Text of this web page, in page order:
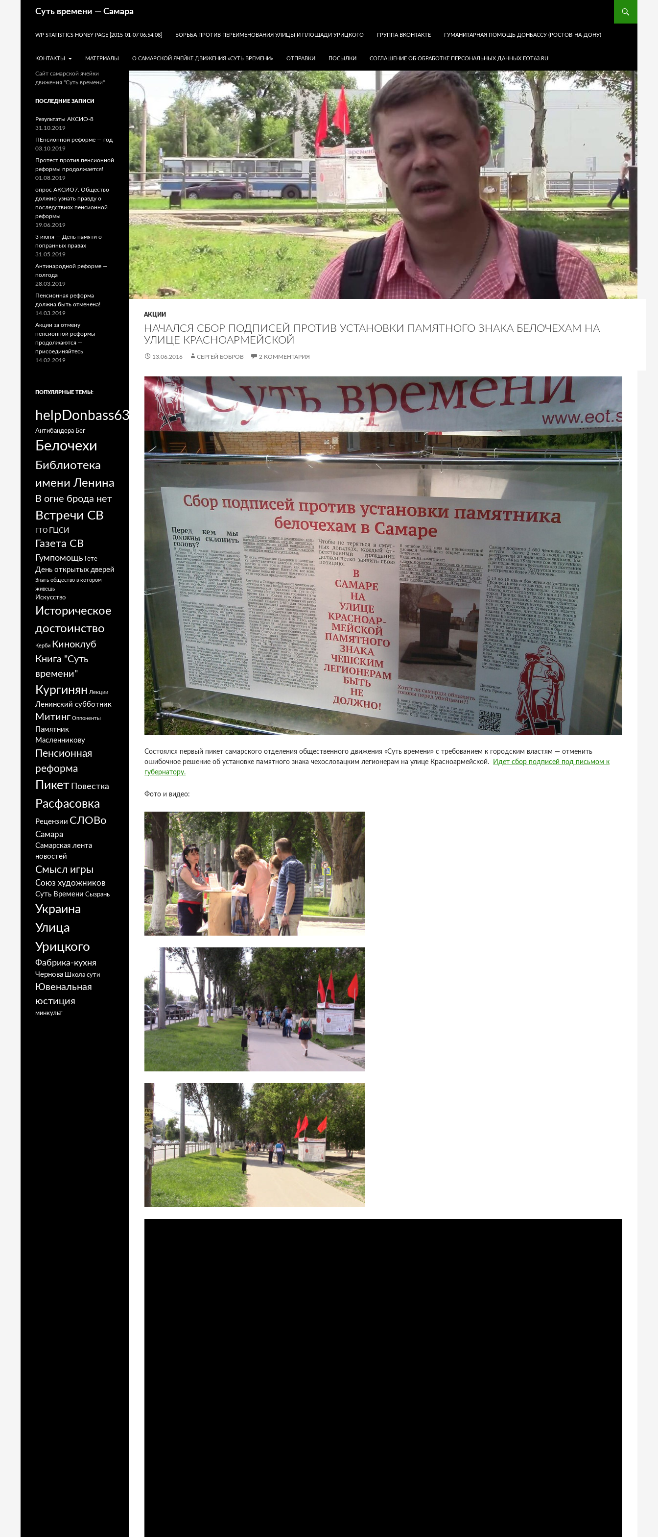
Суть времени — Самара
WP STATISTICS HONEY PAGE [2015-01-07 06:54:08]
БОРЬБА ПРОТИВ ПЕРЕИМЕНОВАНИЯ УЛИЦЫ И ПЛОЩАДИ УРИЦКОГО ГРУППА ВКОНТАКТЕ ГУМАНИТАРНАЯ ПОМОЩЬ ДОНБАССУ (РОСТОВ-НА-ДОНУ)
КОНТАКТЫ МАТЕРИАЛЫ О САМАРСКОЙ ЯЧЕЙКЕ ДВИЖЕНИЯ «СУТЬ ВРЕМЕНИ» ОТПРАВКИ ПОСЫЛКИ СОГЛАШЕНИЕ ОБ ОБРАБОТКЕ ПЕРСОНАЛЬНЫХ ДАННЫХ EOT63.RU
АКЦИИ
НАЧАЛСЯ СБОР ПОДПИСЕЙ ПРОТИВ УСТАНОВКИ ПАМЯТНОГО ЗНАКА БЕЛОЧЕХАМ НА
УЛИЦЕ КРАСНОАРМЕЙСКОЙ
13.06.2016 СЕРГЕЙ БОБРОВ 2 КОММЕНТАРИЯ
Состоялся первый пикет самарского отделения общественного движения «Суть времени» с требованием к городским властям — отменить
ошибочное решение об установке памятного знака чехословацким легионерам на улице Красноармейской.
Идет сбор подписей под письмом к
губернатору.
Фото и видео:
Сайт самарской ячейки
движения "Суть времени"
ПОСЛЕДНИЕ ЗАПИСИ
Результаты АКСИО-8
31.10.2019
ПЕнсионной реформе — год
03.10.2019
Протест против пенсионной
реформы продолжается!
01.08.2019
опрос АКСИО7. Общество
должно узнать правду о
последствиях пенсионной
реформы
19.06.2019
3 июня — День памяти о
попранных правах
31.05.2019
Антинародной реформе —
полгода
28.03.2019
Пенсионная реформа
должна быть отменена!
14.03.2019
Акции за отмену
пенсионной реформы
продолжаются —
присоединяйтесь
14.02.2019
ПОПУЛЯРНЫЕ ТЕМЫ:
helpDonbass63
Антибандера Бег
Белочехи
Библиотека
имени Ленина
В огне брода нет
Встречи СВ
ГТО ГЦСИ
Газета СВ
Гумпомощь Гёте
День открытых дверей
Знать общество в котором
живешь
Искусство
Историческое
достоинство
Керби Киноклуб
Книга "Суть
времени"
Кургинян Лекции
Ленинский субботник
Митинг Оппоненты
Памятник
Масленникову
Пенсионная
реформа
Пикет Повестка
Расфасовка
Рецензии СЛОВо
Самара
Самарская лента
новостей
Смысл игры
Союз художников
Суть Времени Сызрань
Украина
Улица
Урицкого
Фабрика-кухня
Чернова Школа сути
Ювенальная
юстиция
минкульт